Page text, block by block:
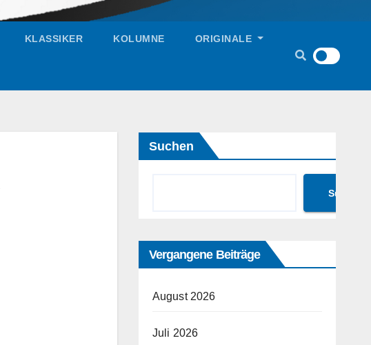
KLASSIKER KOLUMNE ORIGINALE
Suchen
Suchen
Vergangene Beiträge
August 2026
Juli 2026